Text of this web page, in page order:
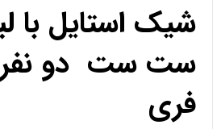
شیک استایل با
ست ست دو
فری